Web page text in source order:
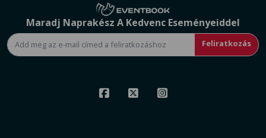
Maradj Naprakész A Kedvenc Eseményeiddel
Feliratkozás